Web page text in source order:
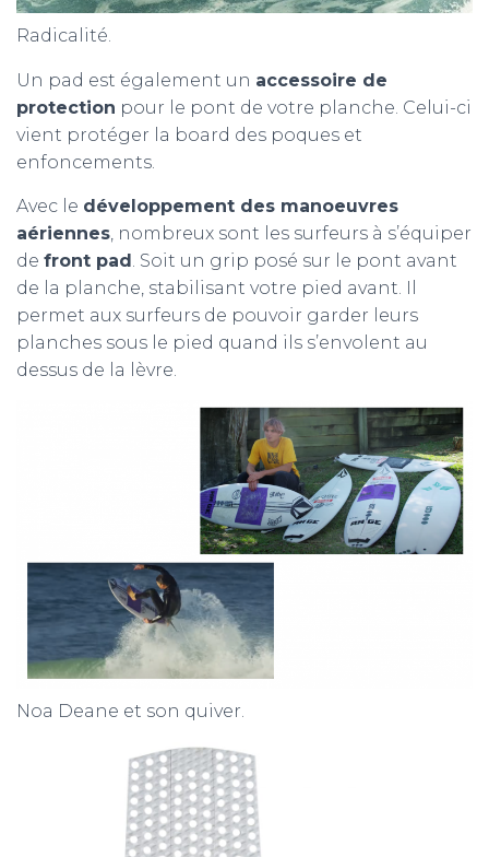
Radicalité.
Un pad est également un accessoire de
protection pour le pont de votre planche. Celui-ci
vient protéger la board des poques et
enfoncements.
Avec le développement des manoeuvres
aériennes, nombreux sont les surfeurs à s’équiper
de front pad . Soit un grip posé sur le pont avant
de la planche, stabilisant votre pied avant. Il
permet aux surfeurs de pouvoir garder leurs
planches sous le pied quand ils s’envolent au
dessus de la lèvre.
Noa Deane et son quiver.